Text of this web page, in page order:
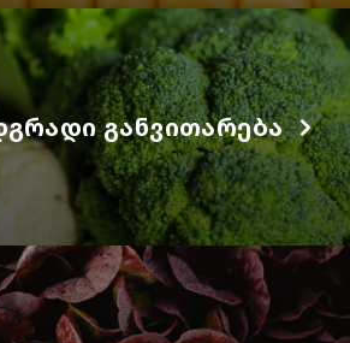
ᲒᲐᲜᲕᲘᲗᲐᲠᲔᲑᲐ